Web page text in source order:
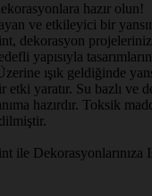
hazır olun!
ve etkileyici bir
dekorasyon
yapısıyla
ışık geldiğinde
etki yaratır. Su bazlı ve
hazırdır. Toksik
ile Dekorasyonlarınıza